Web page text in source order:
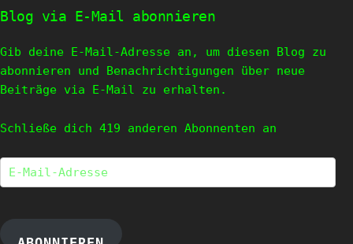
Blog via E-Mail abonnieren
Gib deine E-Mail-Adresse an, um diesen Blog zu
abonnieren und Benachrichtigungen über neue
Beiträge via E-Mail zu erhalten.
Schließe dich 419 anderen Abonnenten an
E-
Mail-